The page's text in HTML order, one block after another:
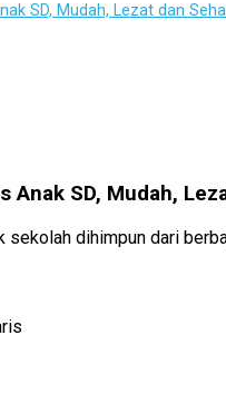
SD, Mudah, Lezat dan
Anak SD, Mudah,
sekolah dihimpun dari